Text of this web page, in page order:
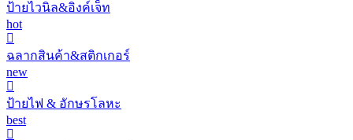
ป้ายไวนิล&อิงค์เจ็ท
hot
ฉลากสินค้า&สติกเกอร์
new
ป้ายไฟ & อักษรโลหะ
best